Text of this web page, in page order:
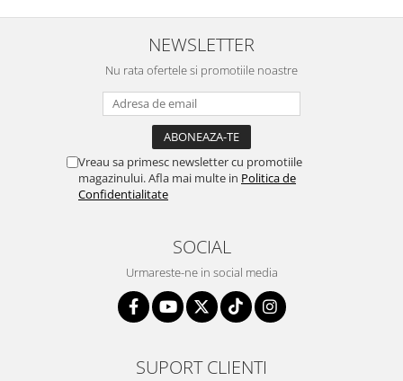
NEWSLETTER
Nu rata ofertele si promotiile noastre
Vreau sa primesc newsletter cu promotiile
magazinului. Afla mai multe in Politica de
Confidentialitate
SOCIAL
Urmareste-ne in social media
SUPORT CLIENTI